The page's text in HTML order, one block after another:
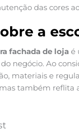
das cores
a
fachada de loja é
negócio. Ao
materiais e
também reflita